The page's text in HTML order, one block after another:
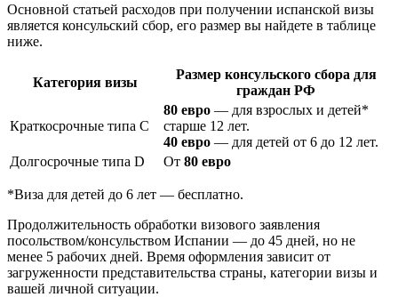
Основной статьей расходов при получении испанской визы
является консульский сбор, его размер вы найдете в таблице
ниже.
Категория визы
Размер консульского сбора для
граждан РФ
Краткосрочные типа C
80 евро — для взрослых и детей*
старше 12 лет.
40 евро — для детей от 6 до 12 лет.
Долгосрочные типа D
От 80 евро
*Виза для детей до 6 лет — бесплатно.
Продолжительность обработки визового заявления
посольством/консульством Испании — до 45 дней, но не
менее 5 рабочих дней. Время оформления зависит от
загруженности представительства страны, категории визы и
вашей личной ситуации.